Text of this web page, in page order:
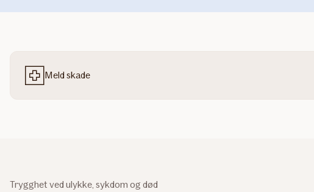
Meld skade
Trygghet ved ulykke, sykdom og død